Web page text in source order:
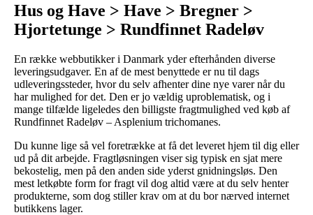
Hus og Have > Have > Bregner >
Hjortetunge > Rundfinnet Radeløv
En række webbutikker i Danmark yder efterhånden diverse
leveringsudgaver. En af de mest benyttede er nu til dags
udleveringssteder, hvor du selv afhenter dine nye varer når du
har mulighed for det. Den er jo vældig uproblematisk, og i
mange tilfælde ligeledes den billigste fragtmulighed ved køb af
Rundfinnet Radeløv – Asplenium trichomanes.
Du kunne lige så vel foretrække at få det leveret hjem til dig eller
ud på dit arbejde. Fragtløsningen viser sig typisk en sjat mere
bekostelig, men på den anden side yderst gnidningsløs. Den
mest letkøbte form for fragt vil dog altid være at du selv henter
produkterne, som dog stiller krav om at du bor nærved internet
butikkens lager.